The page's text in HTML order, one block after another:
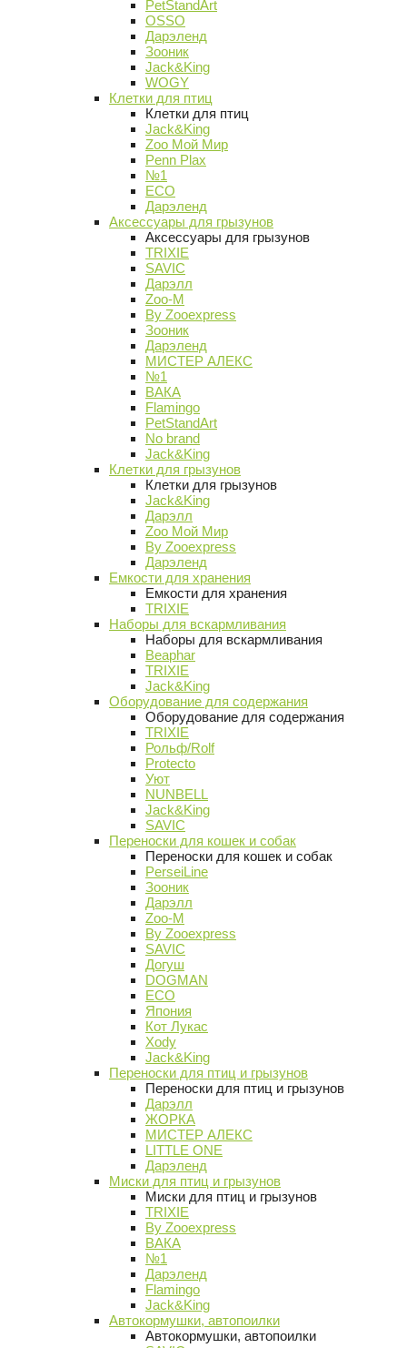
PetStandArt
OSSO
Дарэленд
Зооник
Jack&King
WOGY
Клетки для птиц
Клетки для птиц
Jack&King
Zoo Мой Мир
Penn Plax
№1
ECO
Дарэленд
Аксессуары для грызунов
Аксессуары для грызунов
TRIXIE
SAVIC
Дарэлл
Zoo-M
By Zooexpress
Зооник
Дарэленд
МИСТЕР АЛЕКС
№1
ВАКА
Flamingo
PetStandArt
No brand
Jack&King
Клетки для грызунов
Клетки для грызунов
Jack&King
Дарэлл
Zoo Мой Мир
By Zooexpress
Дарэленд
Емкости для хранения
Емкости для хранения
TRIXIE
Наборы для вскармливания
Наборы для вскармливания
Beaphar
TRIXIE
Jack&King
Оборудование для содержания
Оборудование для содержания
TRIXIE
Рольф/Rolf
Protecto
Уют
NUNBELL
Jack&King
SAVIC
Переноски для кошек и собак
Переноски для кошек и собак
PerseiLine
Зооник
Дарэлл
Zoo-M
By Zooexpress
SAVIC
Догуш
DOGMAN
ECO
Япония
Кот Лукас
Xody
Jack&King
Переноски для птиц и грызунов
Переноски для птиц и грызунов
Дарэлл
ЖОРКА
МИСТЕР АЛЕКС
LITTLE ONE
Дарэленд
Миски для птиц и грызунов
Миски для птиц и грызунов
TRIXIE
By Zooexpress
ВАКА
№1
Дарэленд
Flamingo
Jack&King
Автокормушки, автопоилки
Автокормушки, автопоилки